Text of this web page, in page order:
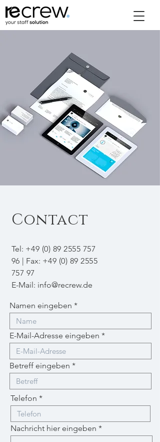
Contact
Tel: +49 (0) 89 2555 757
96 | Fax: +49 (0) 89 2555
757 97
E-Mail: info@recrew.de
Namen eingeben
E-Mail-Adresse eingeben
Betreff eingeben
Telefon
Nachricht hier eingeben